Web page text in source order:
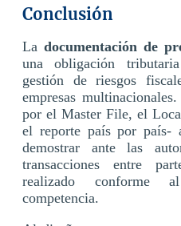
Conclusión
La documentación de
una obligación
gestión de riesgos
empresas
por el Master File, el
el reporte país por país-
demostrar ante las
transacciones entre
realizado conforme
competencia.